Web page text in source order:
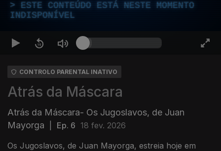
ESTE CONTEÚDO ESTÁ NESTE MOMENTO
INDISPONÍVEL
CONTROLO PARENTAL INATIVO
Atrás da Máscara
Atrás da Máscara- Os Jugoslavos, de Juan
Mayorga
Ep. 6 18 fev. 2026
Os Jugoslavos, de Juan Mayorga, estreia hoje em